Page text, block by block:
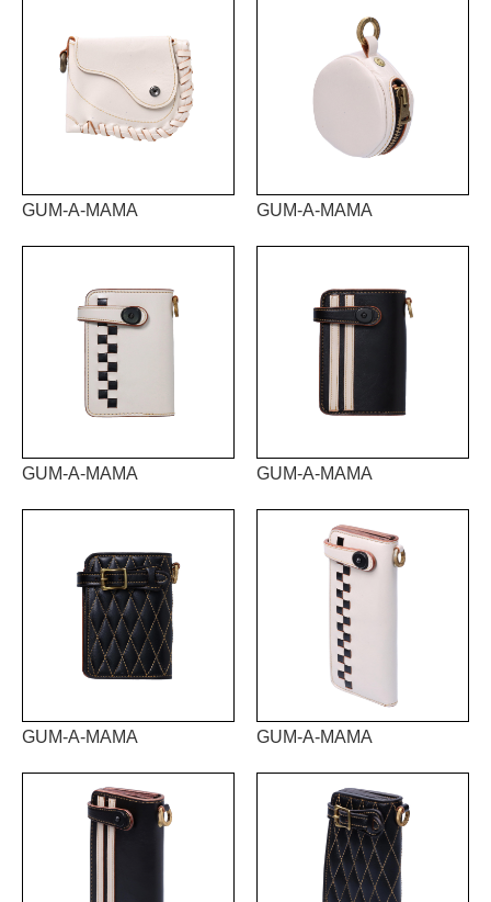
GUM-A-MAMA GUM-A-MAMA
GUM-A-MAMA GUM-A-MAMA
GUM-A-MAMA GUM-A-MAMA